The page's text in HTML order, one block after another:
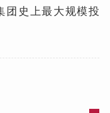
团史上最大规模投